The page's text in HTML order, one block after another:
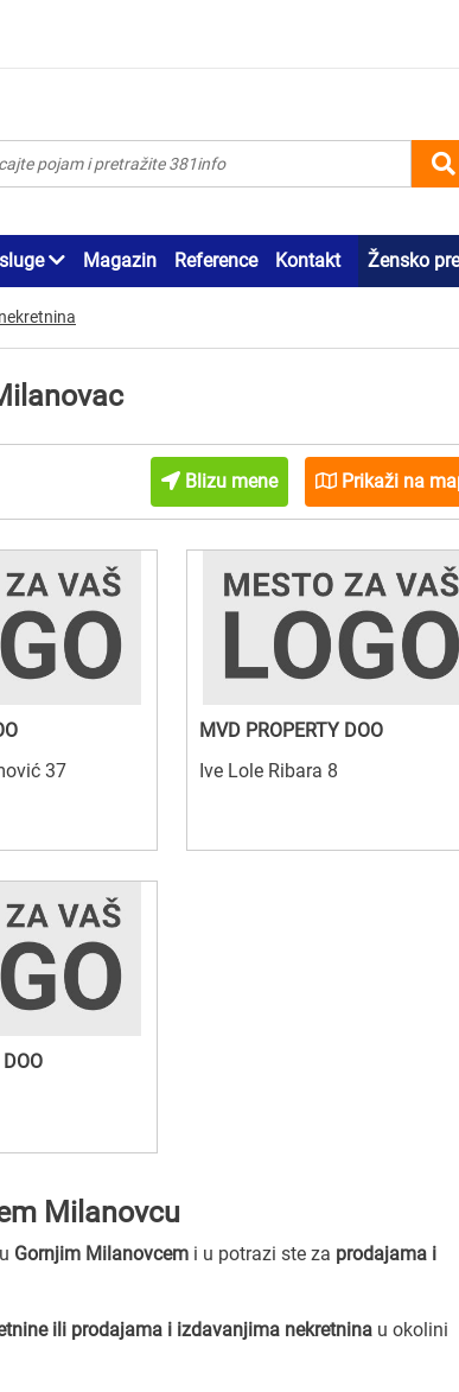
Magazin Reference Kontakt Žensko
Blizu mene Prikaži na
37
MVD PROPERTY DOO
Ive Lole Ribara 8
Milanovcu
Gornjim Milanovcem i u potrazi ste za prodajama i
ili prodajama i izdavanjima nekretnina u okolini